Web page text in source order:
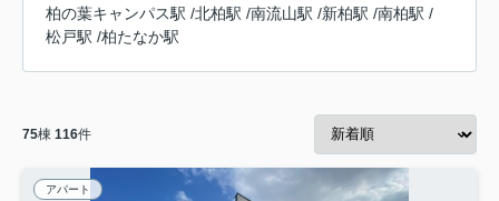
柏の葉キャンパス駅 /北柏駅 /南流山駅 /新柏駅 /南柏駅 /
松戸駅 /柏たなか駅
75棟 116件
アパート